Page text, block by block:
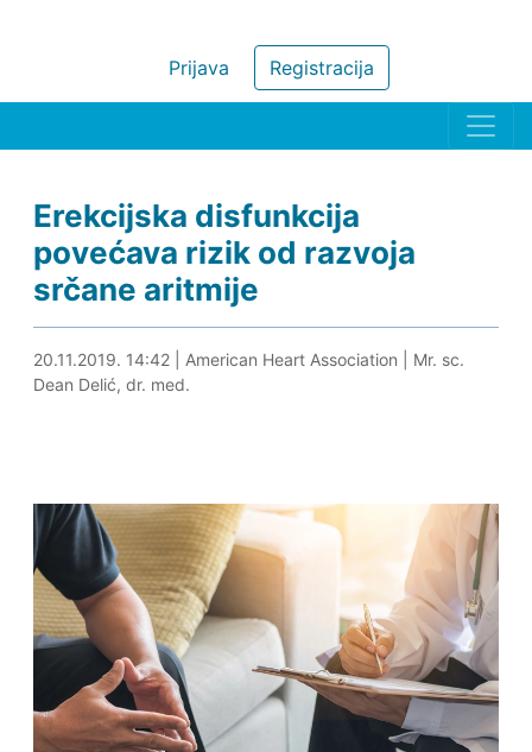
Registracija
Prijava
Erekcijska disfunkcija
povećava rizik od razvoja
srčane aritmije
20.11.2019. 14:58
20.11.2019. 14:42| American Heart Association
Mr. sc.
Dean Delić, dr. med.